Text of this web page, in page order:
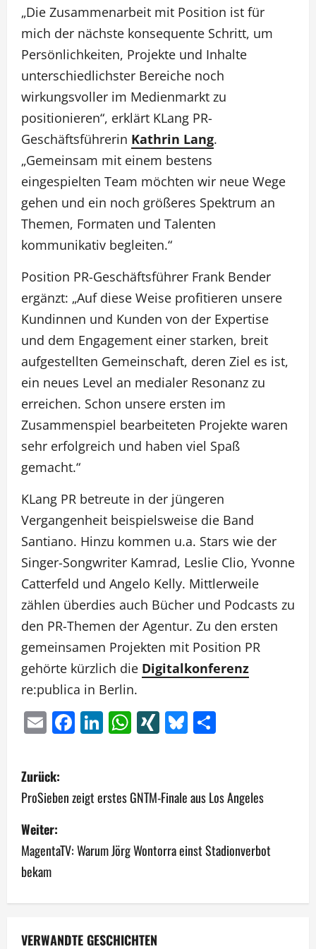
„Die Zusammenarbeit mit Position ist für
mich der nächste konsequente Schritt, um
Persönlichkeiten, Projekte und Inhalte
unterschiedlichster Bereiche noch
wirkungsvoller im Medienmarkt zu
positionieren“, erklärt KLang PR-
Geschäftsführerin Kathrin Lang.
„Gemeinsam mit einem bestens
eingespielten Team möchten wir neue Wege
gehen und ein noch größeres Spektrum an
Themen, Formaten und Talenten
kommunikativ begleiten.“
Position PR-Geschäftsführer Frank Bender
ergänzt: „Auf diese Weise profitieren unsere
Kundinnen und Kunden von der Expertise
und dem Engagement einer starken, breit
aufgestellten Gemeinschaft, deren Ziel es ist,
ein neues Level an medialer Resonanz zu
erreichen. Schon unsere ersten im
Zusammenspiel bearbeiteten Projekte waren
sehr erfolgreich und haben viel Spaß
gemacht.“
KLang PR betreute in der jüngeren
Vergangenheit beispielsweise die Band
Santiano. Hinzu kommen u.a. Stars wie der
Singer-Songwriter Kamrad, Leslie Clio, Yvonne
Catterfeld und Angelo Kelly. Mittlerweile
zählen überdies auch Bücher und Podcasts zu
den PR-Themen der Agentur. Zu den ersten
gemeinsamen Projekten mit Position PR
gehörte kürzlich die Digitalkonferenz
re:publica in Berlin.
EmailFacebook
LinkedIn
WhatsApp
XINGBluesky
B
e
i
t
r
Zurück:
ProSieben zeigt erstes GNTM-Finale aus Los Angeles
Weiter:
MagentaTV: Warum Jörg Wontorra einst Stadionverbot
bekam
VERWANDTE GESCHICHTEN